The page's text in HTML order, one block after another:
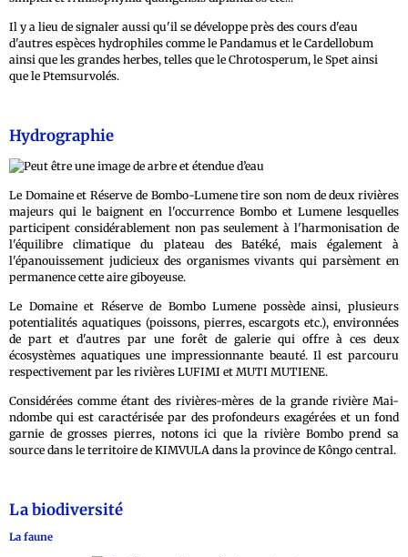
Il y a lieu de signaler aussi qu'il se développe près des cours d'eau
d'autres espèces hydrophiles comme le Pandamus et le Cardellobum
ainsi que les grandes herbes, telles que le Chrotosperum, le Spet ainsi
que le Ptemsurvolés.
Hydrographie
Le Domaine et Réserve de Bombo-Lumene tire son nom de deux rivières
majeurs qui le baignent en l'occurrence Bombo et Lumene lesquelles
participent considérablement non pas seulement à l'harmonisation de
l'équilibre climatique du plateau des Batéké, mais également à
l'épanouissement judicieux des organismes vivants qui parsèment en
permanence cette aire giboyeuse.
Le Domaine et Réserve de Bombo Lumene possède ainsi, plusieurs
potentialités aquatiques (poissons, pierres, escargots etc.), environnées
de part et d'autres par une forêt de galerie qui offre à ces deux
écosystèmes aquatiques une impressionnante beauté. Il est parcouru
respectivement par les rivières LUFIMI et MUTI MUTIENE.
Considérées comme étant des rivières-mères de la grande rivière Mai-
ndombe qui est caractérisée par des profondeurs exagérées et un fond
garnie de grosses pierres, notons ici que la rivière Bombo prend sa
source dans le territoire de KIMVULA dans la province de Kôngo central.
La biodiversité
La faune